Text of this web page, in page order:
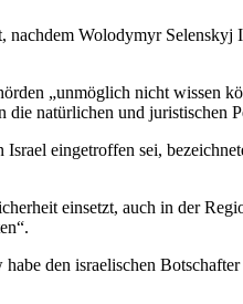
Wolodymyr
„unmöglich nicht wissen
natürlichen und
eingetroffen sei,
einsetzt, auch in der
den israelischen